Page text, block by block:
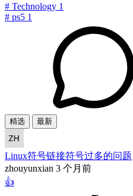
# Technology 1
# ps5 1
精选 最新
Linux符号链接符号过多的问题
zhouyunxian 3 个月前
👍